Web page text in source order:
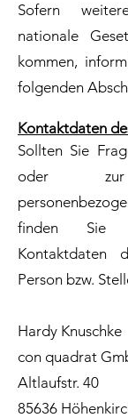
Sofern
nationale
kommen,
folgenden
Kontaktdaten
Sollten Sie
oder zur
finden Sie
Kontaktdaten
Person bzw.
Hardy Knuschke
con quadrat
Altlaufstr. 40
85636